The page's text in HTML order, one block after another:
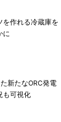
を作れる冷蔵庫を
に
新たなORC発電
も可視化